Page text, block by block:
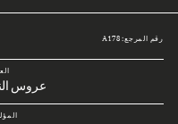
رقم المرجع: A178
عروس